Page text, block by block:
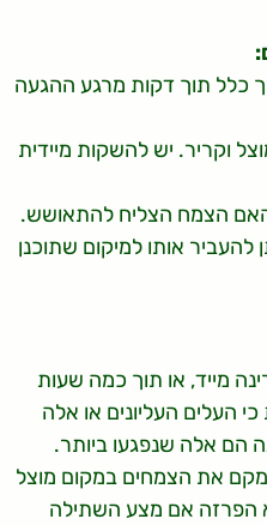
כלל תוך דקות מרגע ההגעה
וקריר. יש להשקות מיידית
הצמח הצליח להתאושש.
אותו למיקום שתוכנן
מייד, או תוך כמה שעות
העלים העליונים או אלה
הם אלה שנפגעו ביותר.
את הצמחים במקום מוצל
הפרזה אם מצע השתילה